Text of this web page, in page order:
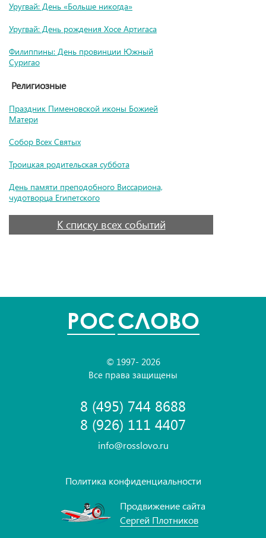
Уругвай: День «Больше никогда»
Уругвай: День рождения Хосе Артигаса
Филиппины: День провинции Южный
Суригао
Религиозные
Праздник Пименовской иконы Божией
Матери
Собор Всех Святых
Троицкая родительская суббота
День памяти преподобного Виссариона,
чудотворца Египетского
К списку всех событий
POCСЛОВО
© 1997- 2026
Все права защищены
8 (495) 744 8688
8 (926) 111 4407
info@rosslovo.ru
Политика конфиденциальности
Продвижение сайта
Сергей Плотников